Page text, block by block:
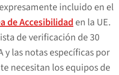
incluido en el
de Accesibilidaden la UE.
de verificación de 30
y las notas específicas por
necesitan los equipos de